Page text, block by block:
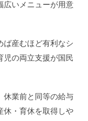
広いメニューが用意
ば産むほど有利なシ
児の両立支援が国民
休業前と同等の給与
休・育休を取得しや